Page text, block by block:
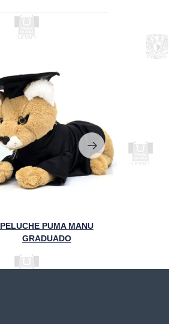
PELUCHE PUMA MANU
GRADUADO